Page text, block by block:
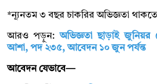
*ন্যূনতম ৩ বছর চাকরির অভিজ্ঞতা
আরও পড়ুন:অভিজ্ঞতা ছাড়াই
আশা, পদ ২৩৫, আবেদন ১০ জুন পর্যন্ত
আবেদন যেভাবে—